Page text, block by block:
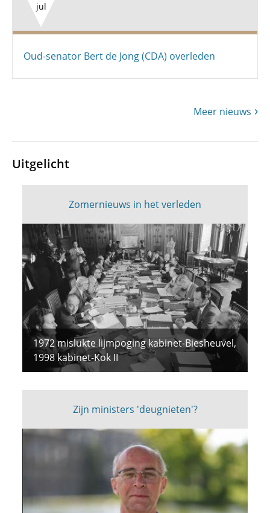
Uitgelicht
Zomernieuws in het verleden
1972 mislukte lijmpoging kabinet-Biesheuvel,
1998 kabinet-Kok II
Zijn ministers 'deugnieten'?
jul
Oud-senator Bert de Jong (CDA) overleden
Meer nieuws